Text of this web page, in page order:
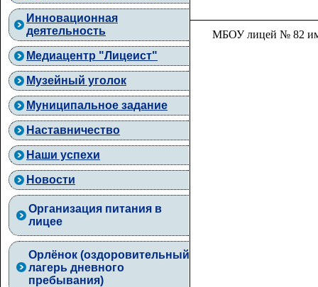
Инновационная
деятельность
Медиацентр "Лицеист"
Музейный уголок
Муниципальное задание
Наставничество
Наши успехи
Новости
Организация питания в
лицее
Орлёнок (оздоровительный
лагерь дневного
пребывания)
МБОУ лицей № 82 им.